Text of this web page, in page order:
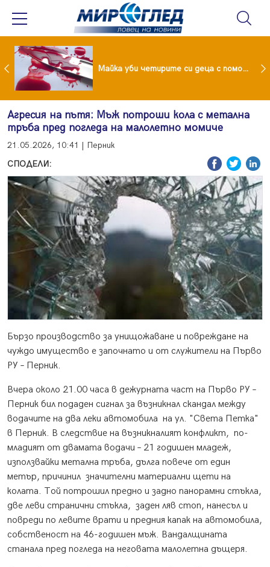
Проф.Кантарджиев: Пазете се от комарите и полово предаваните инфекции Майка уби четирите си деца с помощта на баба им, след което се самоуби
Агресия на пътя: Мъж потроши кола с метална
тръба пред погледа на малолетно момиче
21.05.2026, 10:41 | Перник
СПОДЕЛИ:
Бързо производство за унищожаване и повреждане на
чуждо имущество е започнато и от служители на Първо
РУ – Перник.
Вчера около 21.00 часа в дежурната част на Първо РУ –
Перник бил подаден сигнал за възникнал скандал между
водачите на два леки автомобила на ул. "Света Петка"
в Перник. В следствие на възникналият конфликт, по-
младият от двамата водачи – 21 годишен младеж,
използвайки метална тръба, дълга повече от един
метър, причинил значителни материални щети на
колата. Той потрошил предно и задно панорамни стъкла,
две леви странични стъкла, заден ляв стоп, нанесъл и
повреди по левите врати и предния капак на автомобила,
собственост на 46-годишен мъж. Вандалщината
станала пред погледа на неговата малолетна дъщеря.